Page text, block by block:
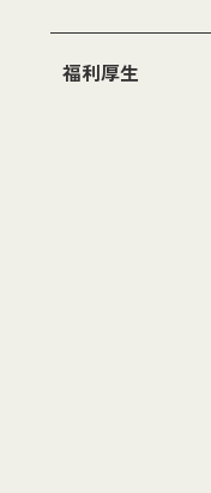
福利厚生